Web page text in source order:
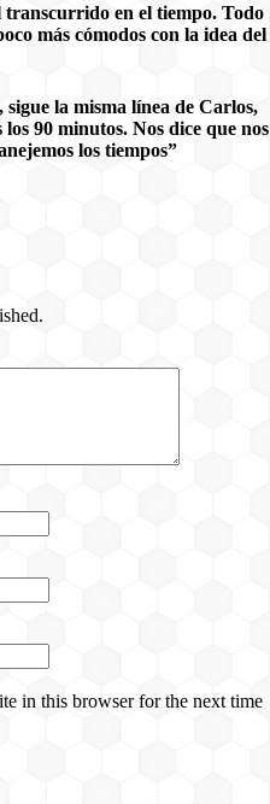
en el tiempo. Todo
más cómodos con la idea del
la misma línea de Carlos,
90 minutos. Nos dice que nos
los tiempos”
in this browser for the next time